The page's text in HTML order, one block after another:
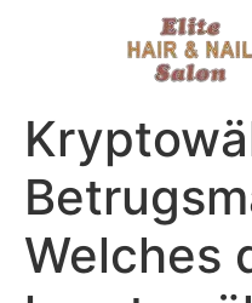
Welches